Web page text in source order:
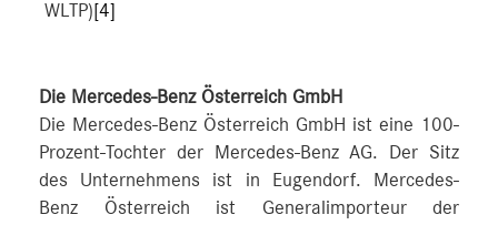
WLTP)[4]
Die Mercedes-Benz Österreich GmbH
Die Mercedes-Benz Österreich GmbH ist eine 100-
Prozent-Tochter der Mercedes-Benz AG. Der Sitz
des Unternehmens ist in Eugendorf. Mercedes-
Benz Österreich ist Generalimporteur der